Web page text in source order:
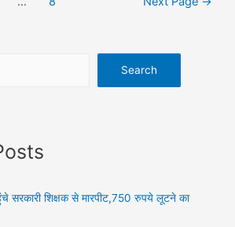
Search
सरकारी शिक्षक से मारपीट,750 रुपये लूटने का